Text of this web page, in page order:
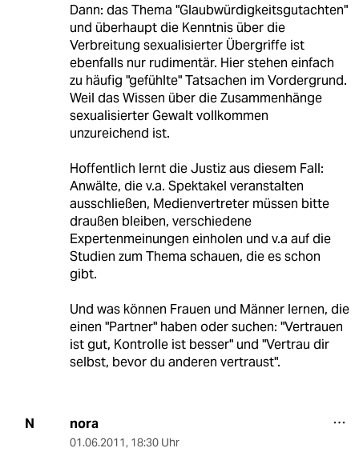
Dann: das Thema "Glaubwürdigkeitsgutachten"
und überhaupt die Kenntnis über die
Verbreitung sexualisierter Übergriffe ist
ebenfalls nur rudimentär. Hier stehen einfach
zu häufig "gefühlte" Tatsachen im Vordergrund.
Weil das Wissen über die Zusammenhänge
sexualisierter Gewalt vollkommen
unzureichend ist.
Hoffentlich lernt die Justiz aus diesem Fall:
Anwälte, die v.a. Spektakel veranstalten
ausschließen, Medienvertreter müssen bitte
draußen bleiben, verschiedene
Expertenmeinungen einholen und v.a auf die
Studien zum Thema schauen, die es schon
gibt.
Und was können Frauen und Männer lernen, die
einen "Partner" haben oder suchen: "Vertrauen
ist gut, Kontrolle ist besser" und "Vertrau dir
selbst, bevor du anderen vertraust".
N nora
01.06.2011, 18:30 Uhr